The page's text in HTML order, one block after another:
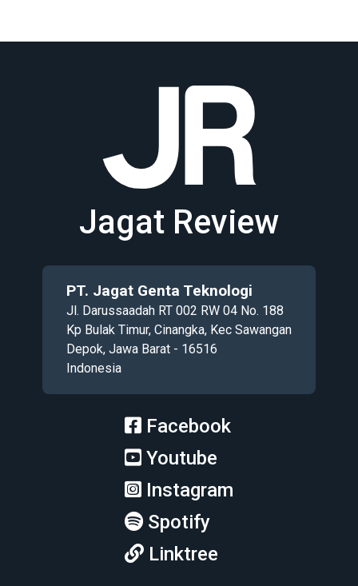
Jagat Review
PT. Jagat Genta Teknologi
Jl. Darussaadah RT 002 RW 04 No. 188
Kp Bulak Timur, Cinangka, Kec Sawangan
Depok, Jawa Barat - 16516
Indonesia
Facebook
Youtube
Instagram
Spotify
Linktree